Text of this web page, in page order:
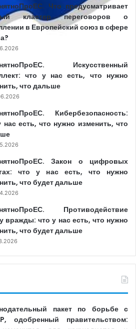
Что предусматривает
кластер переговоров о
в Европейский союз в сфере
Искусственный
что у нас есть, что нужно
что дальше
Кибербезопасность:
нас есть, что нужно изменить, что
Закон о цифровых
что у нас есть, что нужно
что будет дальше
Противодействие
вражды: что у нас есть, что нужно
что будет дальше
пакет по борьбе с
одобренный правительством: